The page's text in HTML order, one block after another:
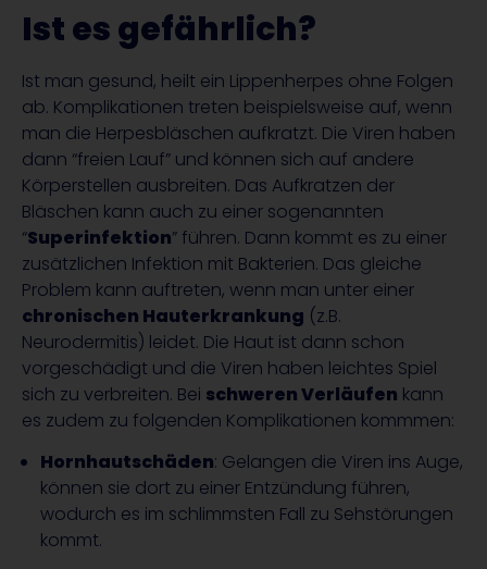
Ist es gefährlich?
Ist man gesund, heilt ein Lippenherpes ohne Folgen
ab. Komplikationen treten beispielsweise auf, wenn
man die Herpesbläschen aufkratzt. Die Viren haben
dann “freien Lauf” und können sich auf andere
Körperstellen ausbreiten. Das Aufkratzen der
Bläschen kann auch zu einer sogenannten
“Superinfektion” führen. Dann kommt es zu einer
zusätzlichen Infektion mit Bakterien. Das gleiche
Problem kann auftreten, wenn man unter einer
chronischen Hauterkrankung (z.B.
Neurodermitis) leidet. Die Haut ist dann schon
vorgeschädigt und die Viren haben leichtes Spiel
sich zu verbreiten. Bei schweren Verläufen kann
es zudem zu folgenden Komplikationen kommmen:
Hornhautschäden: Gelangen die Viren ins Auge,
können sie dort zu einer Entzündung führen,
wodurch es im schlimmsten Fall zu Sehstörungen
kommt.